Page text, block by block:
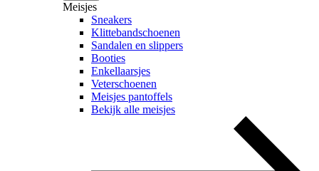
Meisjes
Sneakers
Klittebandschoenen
Sandalen en slippers
Booties
Enkellaarsjes
Veterschoenen
Meisjes pantoffels
Bekijk alle meisjes